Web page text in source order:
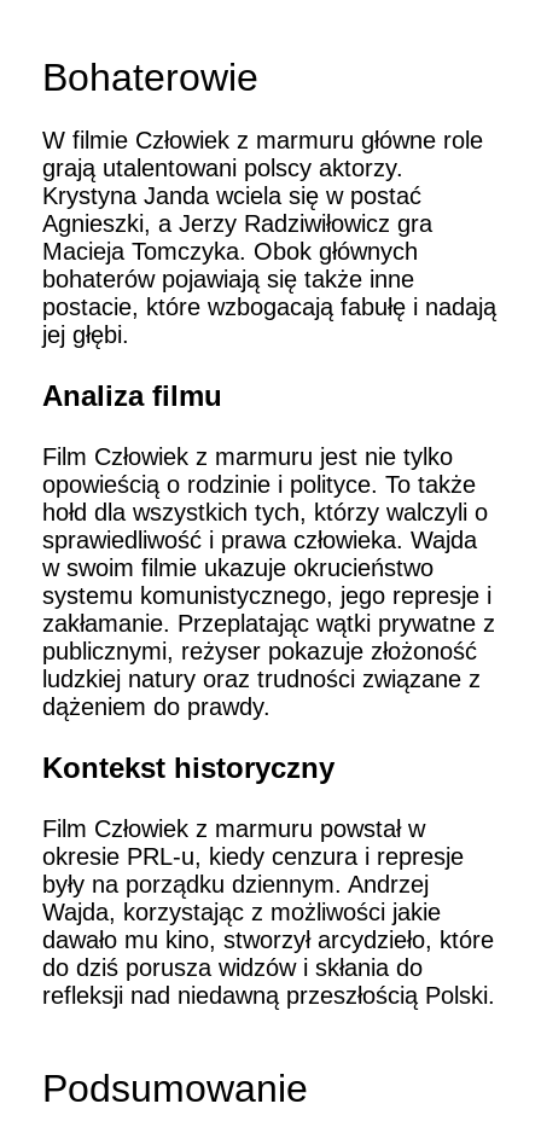
Bohaterowie
W filmie Człowiek z marmuru główne role
grają utalentowani polscy aktorzy.
Krystyna Janda wciela się w postać
Agnieszki, a Jerzy Radziwiłowicz gra
Macieja Tomczyka. Obok głównych
bohaterów pojawiają się także inne
postacie, które wzbogacają fabułę i nadają
jej głębi.
Analiza filmu
Film Człowiek z marmuru jest nie tylko
opowieścią o rodzinie i polityce. To także
hołd dla wszystkich tych, którzy walczyli o
sprawiedliwość i prawa człowieka. Wajda
w swoim filmie ukazuje okrucieństwo
systemu komunistycznego, jego represje i
zakłamanie. Przeplatając wątki prywatne z
publicznymi, reżyser pokazuje złożoność
ludzkiej natury oraz trudności związane z
dążeniem do prawdy.
Kontekst historyczny
Film Człowiek z marmuru powstał w
okresie PRL-u, kiedy cenzura i represje
były na porządku dziennym. Andrzej
Wajda, korzystając z możliwości jakie
dawało mu kino, stworzył arcydzieło, które
do dziś porusza widzów i skłania do
refleksji nad niedawną przeszłością Polski.
Podsumowanie